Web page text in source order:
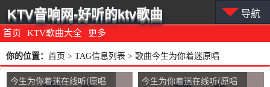
首页 KTV歌曲大全 更多
KTV音响网-好听的ktv歌曲 导航
你的位置： 首页 > TAG信息列表 > 歌曲今生为你着迷原唱
今生为你着迷在线听(原唱
今生为你着迷在线听(原唱